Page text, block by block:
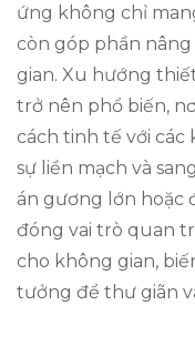
ứng không chỉ
còn góp phần
gian. Xu hướng
trở nên phổ biến,
cách tinh tế với các
sự liền mạch và
án gương lớn hoặc
đóng vai trò quan
cho không gian,
tưởng để thư giãn